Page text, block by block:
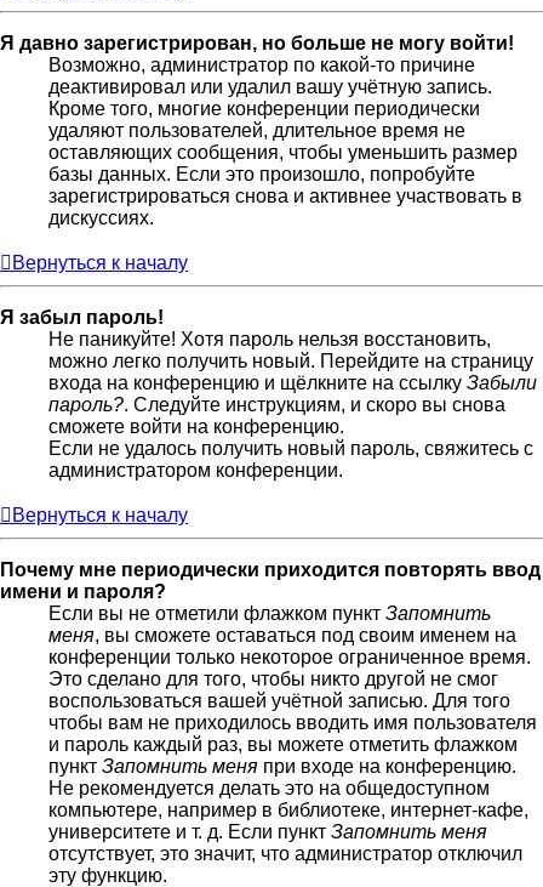
Я давно зарегистрирован, но больше не могу войти!
Возможно, администратор по какой-то причине
деактивировал или удалил вашу учётную запись.
Кроме того, многие конференции периодически
удаляют пользователей, длительное время не
оставляющих сообщения, чтобы уменьшить размер
базы данных. Если это произошло, попробуйте
зарегистрироваться снова и активнее участвовать в
дискуссиях.
Вернуться к началу
Я забыл пароль!
Не паникуйте! Хотя пароль нельзя восстановить,
можно легко получить новый. Перейдите на страницу
входа на конференцию и щёлкните на ссылку Забыли
пароль?. Следуйте инструкциям, и скоро вы снова
сможете войти на конференцию.
Если не удалось получить новый пароль, свяжитесь с
администратором конференции.
Вернуться к началу
Почему мне периодически приходится повторять ввод
имени и пароля?
Если вы не отметили флажком пункт Запомнить
меня, вы сможете оставаться под своим именем на
конференции только некоторое ограниченное время.
Это сделано для того, чтобы никто другой не смог
воспользоваться вашей учётной записью. Для того
чтобы вам не приходилось вводить имя пользователя
и пароль каждый раз, вы можете отметить флажком
пункт Запомнить меня при входе на конференцию.
Не рекомендуется делать это на общедоступном
компьютере, например в библиотеке, интернет-кафе,
университете и т. д. Если пункт Запомнить меня
отсутствует, это значит, что администратор отключил
эту функцию.